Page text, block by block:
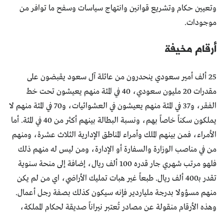
وتعيين حكام وتشريع قوانين وانتهاج سياسات وسفح ما توافر من
موجودات.
أرقام مخيفة
25 ألف أمير سعودي ينحدرون من عائلة آل سعود يقبضون على
مقدرات 20 مليون سعودي، 40 في المئة منهم يعيشون تحت خط
الفقر، و37 في المئة منهم يعيشون في العشوائيات، و70 في المئة منهم لا
يملكون سكناً خاصاً بهم، ونسبة البطالة بينهم أكثر من 40 في المئة. أما
الأمراء، فمن بينهم الملك وأمراء المناطق الإدارية الثلاث عشرة، ومنهم
من في مناصب الوزارة والسفارة أو الإدارة، ومن ليس له منهم ذلك
فلهو مرتب شهري جار قدره 100 ألف ريال، إضافة إلى منحة سنوية
تقدر بـ400 ألف ريال. طبعاً غير هبات تمليك الأراضي، اي من لم يكن
منهم مسؤولا بدرجة ملياردير فإنه سيكون كذلك بصفة رجل أعمال.
وهذه الأرقام منقولة عن مصادر تُعتبر نيراناً صديقة لحكام المملكة،